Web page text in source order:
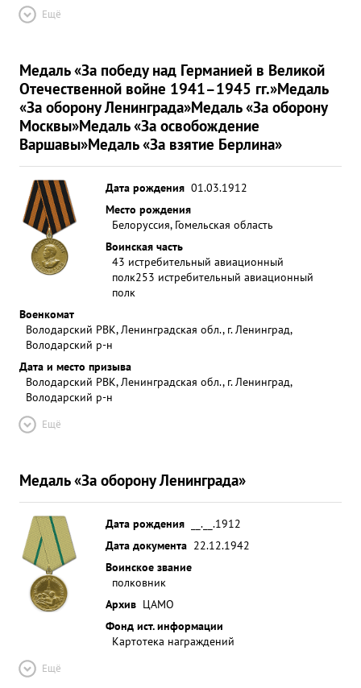
Ещё
Медаль «За победу над Германией в Великой
Отечественной войне 1941–1945 гг.»Медаль
«За оборону Ленинграда»Медаль «За оборону
Москвы»Медаль «За освобождение
Варшавы»Медаль «За взятие Берлина»
Дата рождения 01.03.1912
Место рождения
Белоруссия, Гомельская область
Воинская часть
43 истребительный авиационный
полк253 истребительный авиационный
полк
Военкомат
Володарский РВК, Ленинградская обл., г. Ленинград,
Володарский р-н
Дата и место призыва
Володарский РВК, Ленинградская обл., г. Ленинград,
Володарский р-н
Ещё
Медаль «За оборону Ленинграда»
Дата рождения
__.__.1912
Дата документа 22.12.1942
Воинское звание
полковник
Архив ЦАМО
Фонд ист. информации
Картотека награждений
Ещё